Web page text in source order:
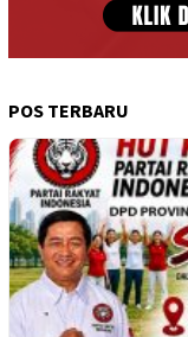
POS TERBARU